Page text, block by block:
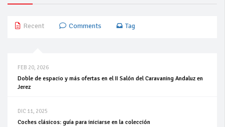
Recent Comments Tag
FEB 20, 2026
Doble de espacio y más ofertas en el II Salón del Caravaning Andaluz en
Jerez
DIC 11, 2025
Coches clásicos: guía para iniciarse en la colección